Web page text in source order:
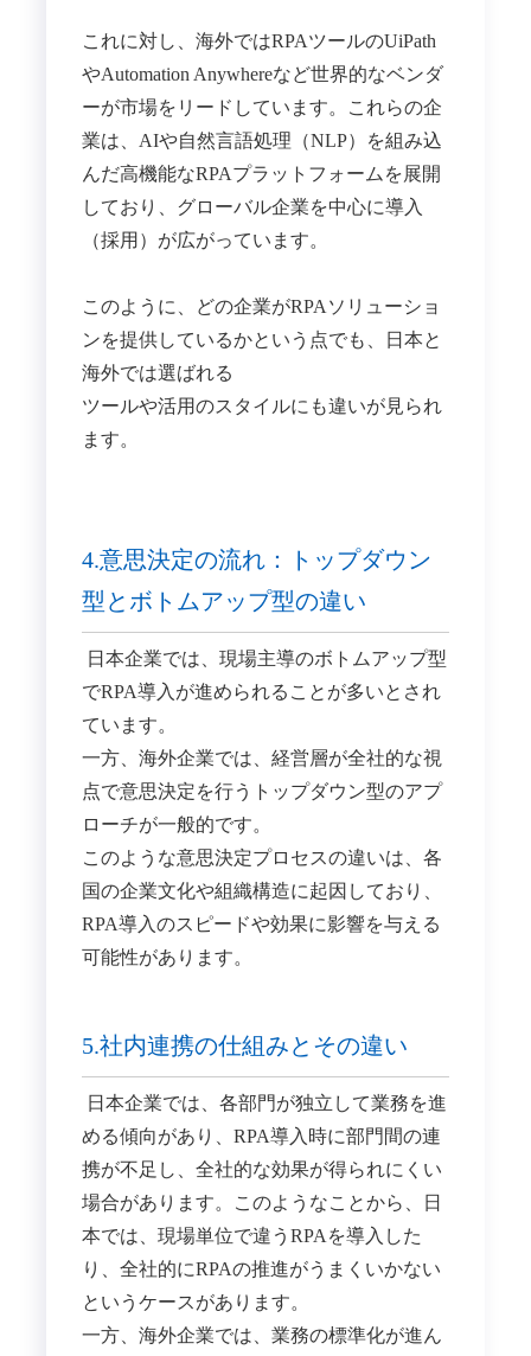
これに対し、海外ではRPAツールのUiPath
やAutomation Anywhereなど世界的なベンダ
ーが市場をリードしています。これらの企
業は、AIや自然言語処理（NLP）を組み込
んだ高機能なRPAプラットフォームを展開
しており、グローバル企業を中心に導入
（採用）が広がっています。
このように、どの企業がRPAソリューショ
ンを提供しているかという点でも、日本と
海外では選ばれる
ツールや活用のスタイルにも違いが見られ
ます。
4.意思決定の流れ：トップダウン
型とボトムアップ型の違い
日本企業では、現場主導のボトムアップ型
でRPA導入が進められることが多いとされ
ています。
​一方、海外企業では、経営層が全社的な視
点で意思決定を行うトップダウン型のアプ
ローチが一般的です。
​このような意思決定プロセスの違いは、各
国の企業文化や組織構造に起因しており、
RPA導入のスピードや効果に影響を与える
可能性があります。
5.社内連携の仕組みとその違い
日本企業では、各部門が独立して業務を進
める傾向があり、RPA導入時に部門間の連
携が不足し、全社的な効果が得られにくい
場合があります。​このようなことから、日
本では、現場単位で違うRPAを導入した
り、全社的にRPAの推進がうまくいかない
というケースがあります。
一方、海外企業では、業務の標準化が進ん